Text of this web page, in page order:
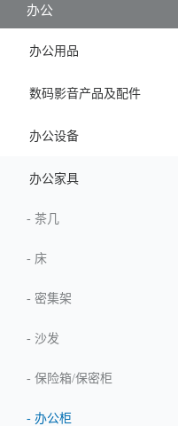
办公
办公用品
数码影音产品及配件
办公设备
办公家具
- 茶几
- 床
- 密集架
- 沙发
- 保险箱/保密柜
- 办公柜